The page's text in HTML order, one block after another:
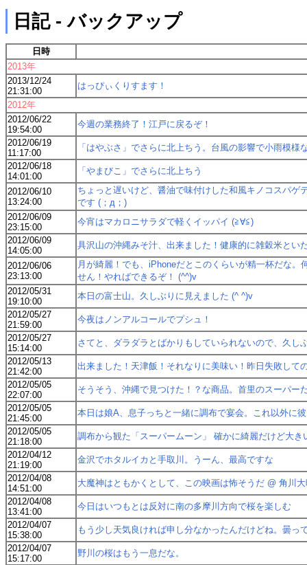
日記 - バックアップ
日時
2013年
2013/12/24
21:31:00
はっぴぃくりすます！
2012年
2012/06/22
19:54:00
今週の業務終了！江戸に戻るぞ！
2012/06/19
11:17:00
「はやぶさ」でさらに北上ちう。台風の影響で小雨模様
2012/06/18
14:01:00
「やまびこ」でさらに北上ちう
2012/06/10
13:24:00
ちょっと遅いけど、醤油で味付けした和風キノコスパ
です (；д；)
2012/06/09
23:15:00
今宵はマカロニサラダで軽くイッパイ (≧∀≦)
2012/06/09
14:05:00
具沢山の沖縄みそ汁、出来ました！健康的に雑穀米とい
2012/06/06
23:13:00
月が綺麗！でも、iPhoneだとこのくらいが精一杯だな
せん！やればできるぞ！ (^^)v
2012/05/31
19:10:00
本日の富士山。久しぶりに見えました (^ ^)v
2012/05/27
21:59:00
今夜はノンアルコールでプシュ！
2012/05/27
15:14:00
さてと、ダラダラとばかりもしていられないので、久
2012/05/13
21:42:00
出来ました！天津飯！それなりに美味い！昨日失敗して
2012/05/05
22:07:00
そうそう、沖縄で見つけた！？な商品。首里のスーパー
2012/05/05
21:45:00
本日は娘A、息子っちと一緒に調布で宴会。これ以外に
2012/05/05
21:18:00
調布から観た「スーパームーン」 確かに綺麗だけど大
2012/04/12
21:19:00
金沢でホタルイカと手取川。うーん、最高ですな
2012/04/08
14:51:00
大魔神はともかくとして、この映画は怖そうだ @ 角川
2012/04/08
13:41:00
今日はいつもとは反対に南の多摩川方向で桜を楽しむ
2012/04/07
15:38:00
もう少し天気良ければ申し分なかったんだけどね。曇っ
2012/04/07
15:17:00
野川の桜はもう一息だな。